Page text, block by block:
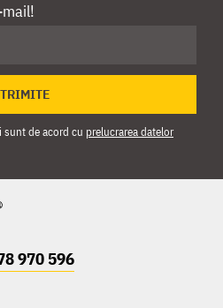
TRIMITE
sunt de acord cu prelucrarea datelor
970 596